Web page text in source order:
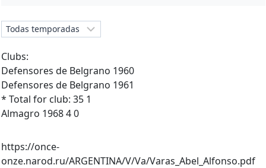
Clubs:
Defensores de Belgrano 1960
Defensores de Belgrano 1961
* Total for club: 35 1
Almagro 1968 4 0
https://once-
onze.narod.ru/ARGENTINA/V/Va/Varas_Abel_Alfonso.pdf